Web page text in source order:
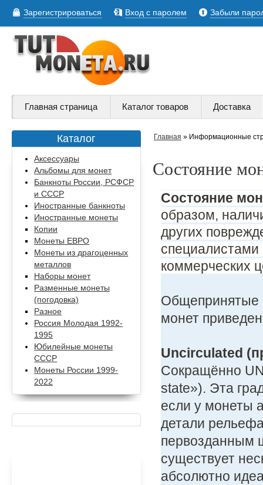
Зарегистрироваться Вход с паролем Забыли
Главная страница Каталог товаров Доставка
Каталог
Аксессуары
Альбомы для монет
Банкноты России, РСФСР
и СССР
Иностранные банкноты
Иностранные монеты
Копии
Монеты ЕВРО
Монеты из драгоценных
металлов
Наборы монет
Разменные монеты
(погодовка)
Разное
Россия Молодая 1992-
1995
Юбилейные монеты
СССР
Монеты России 1999-
2022
Главная » Информационные
Состояние
Состояние
образом,
других
специалистами
коммерческих
Общепринятые
монет
Uncirculated
Сокращённо
state»). Эта
если у монеты
детали
первозданным
существует
абсолютно